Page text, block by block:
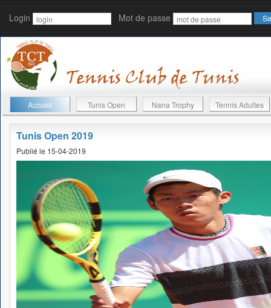
Login Mot de passe
Accueil Tunis Open Nana Trophy Tennis Adultes
Tunis Open 2019
Publié le 15-04-2019